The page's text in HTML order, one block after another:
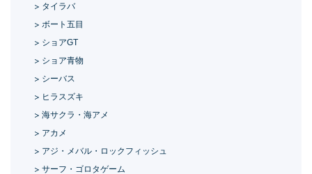
タイラバ
ボート五目
ショアGT
ショア青物
シーバス
ヒラスズキ
海サクラ・海アメ
アカメ
アジ・メバル・ロックフィッシュ
サーフ・ゴロタゲーム